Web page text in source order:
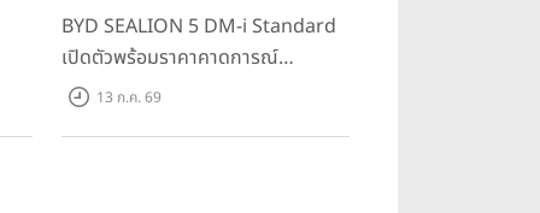
า
BYD SEALION 5 DM-i Standard
เปิดตัวพร้อมราคาคาดการณ์
699,900 บาท รุ่นย่อยล่าสุดที่มีระยะ
13 ก.ค. 69